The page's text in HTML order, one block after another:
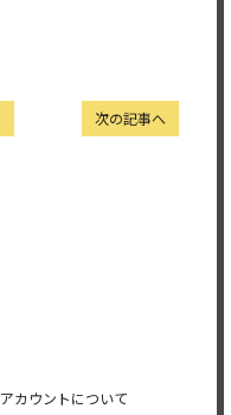
次の記事へ
アカウントについて